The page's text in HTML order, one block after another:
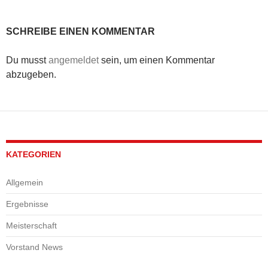
SCHREIBE EINEN KOMMENTAR
Du musstangemeldetsein, um einen Kommentar
abzugeben.
KATEGORIEN
Allgemein
Ergebnisse
Meisterschaft
Vorstand News